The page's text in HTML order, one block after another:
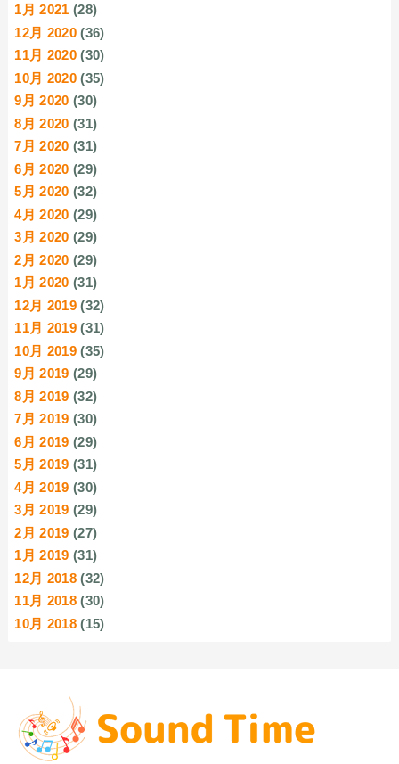
1月 2021 (28)
12月 2020 (36)
11月 2020 (30)
10月 2020 (35)
9月 2020 (30)
8月 2020 (31)
7月 2020 (31)
6月 2020 (29)
5月 2020 (32)
4月 2020 (29)
3月 2020 (29)
2月 2020 (29)
1月 2020 (31)
12月 2019 (32)
11月 2019 (31)
10月 2019 (35)
9月 2019 (29)
8月 2019 (32)
7月 2019 (30)
6月 2019 (29)
5月 2019 (31)
4月 2019 (30)
3月 2019 (29)
2月 2019 (27)
1月 2019 (31)
12月 2018 (32)
11月 2018 (30)
10月 2018 (15)